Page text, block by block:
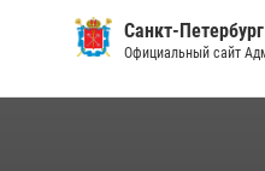
Санкт-Петербург
Официальный сайт